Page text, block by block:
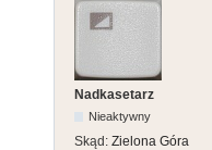
Nadkasetarz
Nieaktywny
Skąd: Zielona Góra